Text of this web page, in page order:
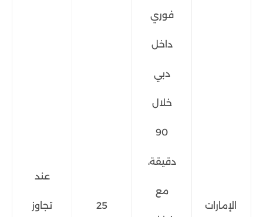
الإمارات
فوري
داخل
دبي
خلال
90
دقيقة،
مع
25
عند
تجاوز